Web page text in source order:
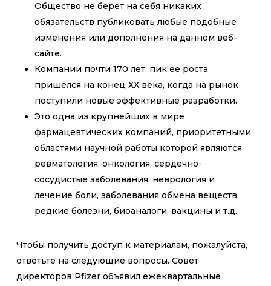
Общество не берет на себя никаких
обязательств публиковать любые подобные
изменения или дополнения на данном веб-
сайте.
Компании почти 170 лет, пик ее роста
пришелся на конец ХХ века, когда на рынок
поступили новые эффективные разработки.
Это одна из крупнейших в мире
фармацевтических компаний, приоритетными
областями научной работы которой являются
ревматология, онкология, сердечно-
сосудистые заболевания, неврология и
лечение боли, заболевания обмена веществ,
редкие болезни, биоаналоги, вакцины и т.д.
Чтобы получить доступ к материалам, пожалуйста,
ответьте на следующие вопросы. Совет
директоров Pfizer объявил ежеквартальные